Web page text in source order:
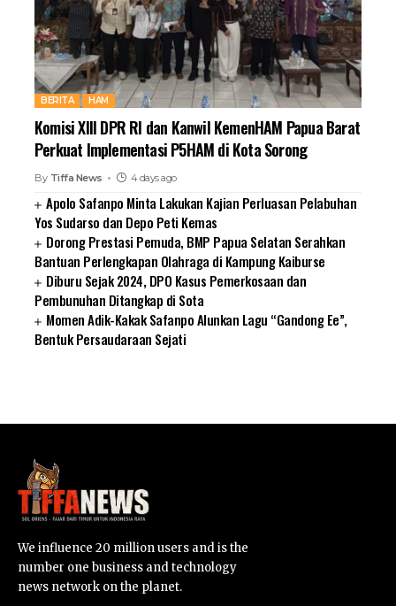
BERITA HAM
Komisi XIII DPR RI dan Kanwil KemenHAM Papua Barat
Perkuat Implementasi P5HAM di Kota Sorong
By Tiffa News 4 days ago
Apolo Safanpo Minta Lakukan Kajian Perluasan Pelabuhan
Yos Sudarso dan Depo Peti Kemas
Dorong Prestasi Pemuda, BMP Papua Selatan Serahkan
Bantuan Perlengkapan Olahraga di Kampung Kaiburse
Diburu Sejak 2024, DPO Kasus Pemerkosaan dan
Pembunuhan Ditangkap di Sota
Momen Adik-Kakak Safanpo Alunkan Lagu “Gandong Ee”,
Bentuk Persaudaraan Sejati
We influence 20 million users and is the
number one business and technology
news network on the planet.